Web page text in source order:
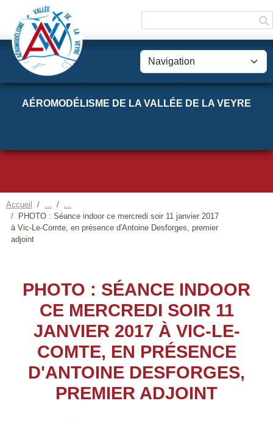
AÉROMODÉLISME DE LA VALLÉE DE LA VEYRE
Accueil
PHOTO : Séance indoor ce mercredi soir 11 janvier 2017
à Vic-Le-Comte, en présence d'Antoine Desforges, premier
adjoint
PHOTO : SÉANCE INDOOR
CE MERCREDI SOIR 11
JANVIER 2017 À VIC-LE-
COMTE, EN PRÉSENCE
D'ANTOINE DESFORGES,
PREMIER ADJOINT
Panneau de gestion des cookies